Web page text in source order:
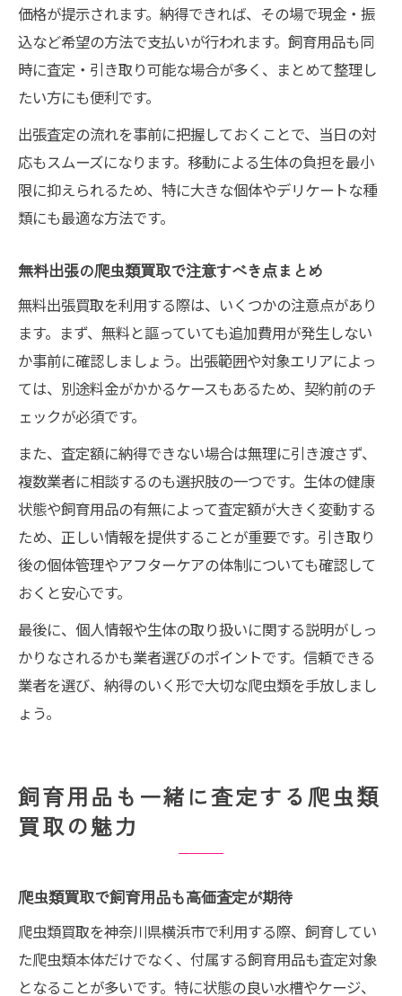
価格が提示されます。納得できれば、その場で現金・振
込など希望の方法で支払いが行われます。飼育用品も同
時に査定・引き取り可能な場合が多く、まとめて整理し
たい方にも便利です。
出張査定の流れを事前に把握しておくことで、当日の対
応もスムーズになります。移動による生体の負担を最小
限に抑えられるため、特に大きな個体やデリケートな種
類にも最適な方法です。
無料出張の爬虫類買取で注意すべき点まとめ
無料出張買取を利用する際は、いくつかの注意点があり
ます。まず、無料と謳っていても追加費用が発生しない
か事前に確認しましょう。出張範囲や対象エリアによっ
ては、別途料金がかかるケースもあるため、契約前のチ
ェックが必須です。
また、査定額に納得できない場合は無理に引き渡さず、
複数業者に相談するのも選択肢の一つです。生体の健康
状態や飼育用品の有無によって査定額が大きく変動する
ため、正しい情報を提供することが重要です。引き取り
後の個体管理やアフターケアの体制についても確認して
おくと安心です。
最後に、個人情報や生体の取り扱いに関する説明がしっ
かりなされるかも業者選びのポイントです。信頼できる
業者を選び、納得のいく形で大切な爬虫類を手放しまし
ょう。
飼育用品も一緒に査定する爬虫類
買取の魅力
爬虫類買取で飼育用品も高価査定が期待
爬虫類買取を神奈川県横浜市で利用する際、飼育してい
た爬虫類本体だけでなく、付属する飼育用品も査定対象
となることが多いです。特に状態の良い水槽やケージ、